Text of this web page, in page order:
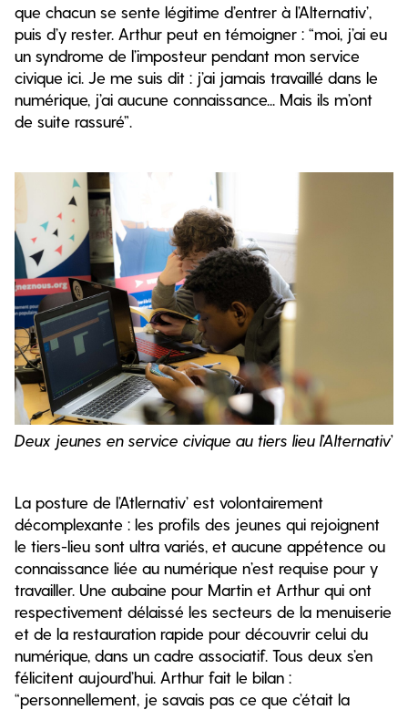
que chacun se sente légitime d’entrer à l’Alternativ’,
puis d’y rester. Arthur peut en témoigner : “moi, j’ai eu
un syndrome de l’imposteur pendant mon service
civique ici. Je me suis dit : j’ai jamais travaillé dans le
numérique, j’ai aucune connaissance... Mais ils m’ont
de suite rassuré”.
Deux jeunes en service civique au tiers lieu l’Alternativ’
La posture de l’Atlernativ’ est volontairement
décomplexante : les profils des jeunes qui rejoignent
le tiers-lieu sont ultra variés, et aucune appétence ou
connaissance liée au numérique n’est requise pour y
travailler. Une aubaine pour Martin et Arthur qui ont
respectivement délaissé les secteurs de la menuiserie
et de la restauration rapide pour découvrir celui du
numérique, dans un cadre associatif. Tous deux s’en
félicitent aujourd’hui. Arthur fait le bilan :
“personnellement, je savais pas ce que c’était la